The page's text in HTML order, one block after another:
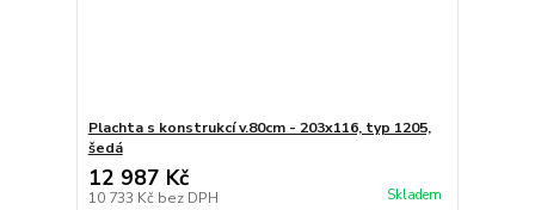
Plachta s konstrukcí v.80cm - 203x116, typ 1205,
šedá
12 987 Kč
10 733 Kč bez DPH Skladem